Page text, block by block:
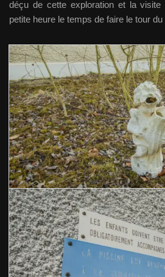
déçu de cette exploration et la visite
petite heure le temps de faire le tour du